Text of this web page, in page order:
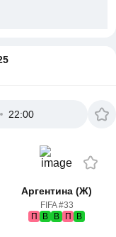
22:00
Аргентина (Ж)
FIFA #33
П
В В П В